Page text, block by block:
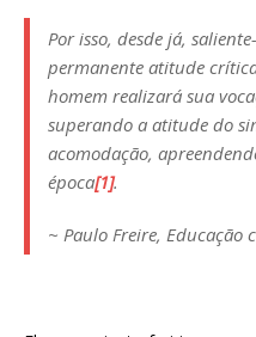
Por isso, desde já,
permanente atitude
homem realizará sua
superando a atitude do
acomodação,
época[1].
~ Paulo Freire, Educação